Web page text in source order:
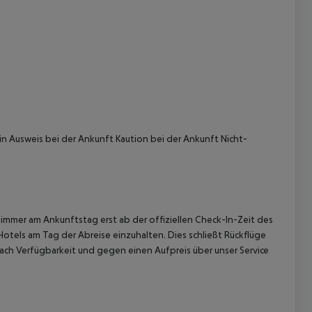
Ausweis bei der Ankunft Kaution bei der Ankunft Nicht-
am Ankunftstag erst ab der offiziellen Check-In-Zeit des
am Tag der Abreise einzuhalten. Dies schließt Rückflüge
Verfügbarkeit und gegen einen Aufpreis über unser Service